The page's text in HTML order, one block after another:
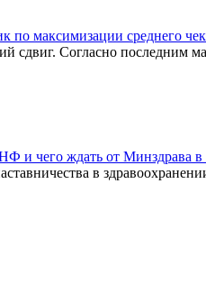
по максимизации среднего
сдвиг. Согласно последним
и чего ждать от Минздрава в
в